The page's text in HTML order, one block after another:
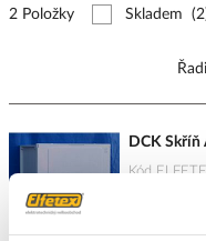
2 Položky Skladem
DCK
Kód
Značka